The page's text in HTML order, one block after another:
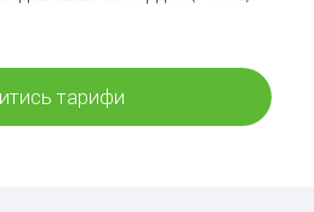
тарифи